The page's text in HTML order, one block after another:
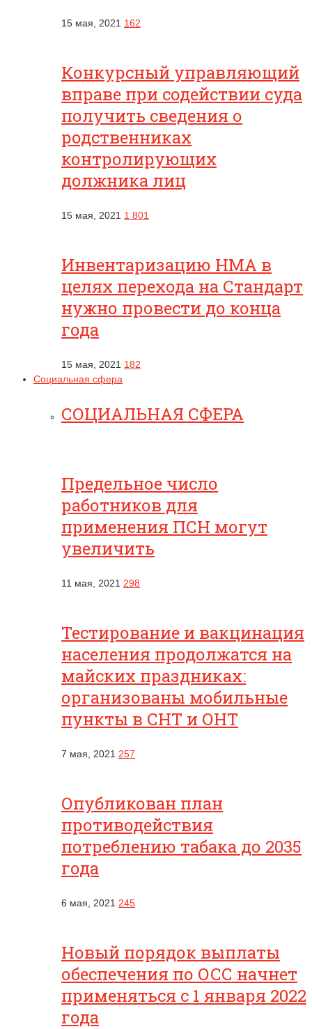
15 мая, 2021 162
Конкурсный управляющий
вправе при содействии суда
получить сведения о
родственниках
контролирующих
должника лиц
15 мая, 2021 1 801
Инвентаризацию НМА в
целях перехода на Стандарт
нужно провести до конца
года
15 мая, 2021 182
Социальная сфера
СОЦИАЛЬНАЯ СФЕРА
Предельное число
работников для
применения ПСН могут
увеличить
11 мая, 2021 298
Тестирование и вакцинация
населения продолжатся на
майских праздниках:
организованы мобильные
пункты в СНТ и ОНТ
7 мая, 2021 257
Опубликован план
противодействия
потреблению табака до 2035
года
6 мая, 2021 245
Новый порядок выплаты
обеспечения по ОСС начнет
применяться с 1 января 2022
года